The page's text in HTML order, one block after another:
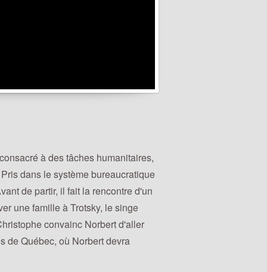
à des tâches humanitaires,
dans le système bureaucratique
de partir, il fait la rencontre d'un
une famille à Trotsky, le singe
convainc Norbert d'aller
de Québec, où Norbert devra